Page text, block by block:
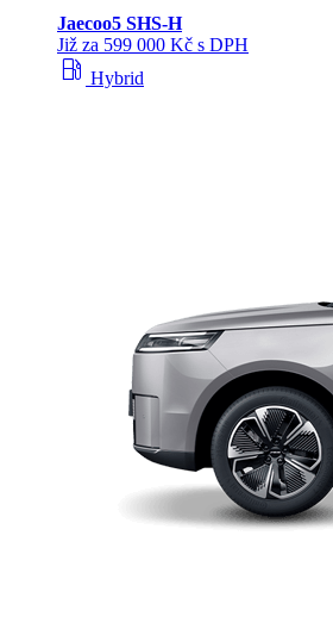
Jaecoo5 SHS-H
Již za 599 000 Kč s DPH
local_gas_station Hybrid